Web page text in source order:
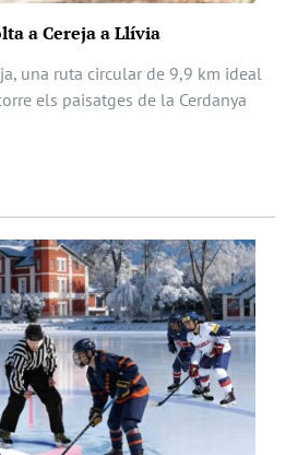
a Cereja a Llívia
una ruta circular de 9,9 km ideal
els paisatges de la Cerdanya